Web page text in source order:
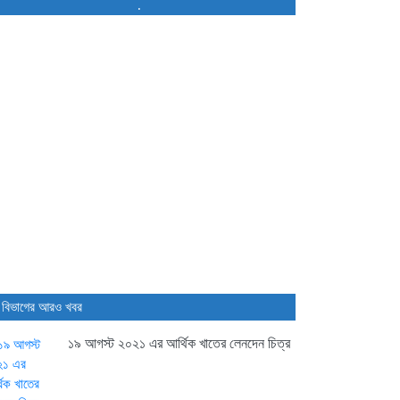
16 hours আগে
21 hours আগে
.
আরও খবর
১৯ আগস্ট ২০২১ এর আর্থিক খাতের লেনদেন চিত্র